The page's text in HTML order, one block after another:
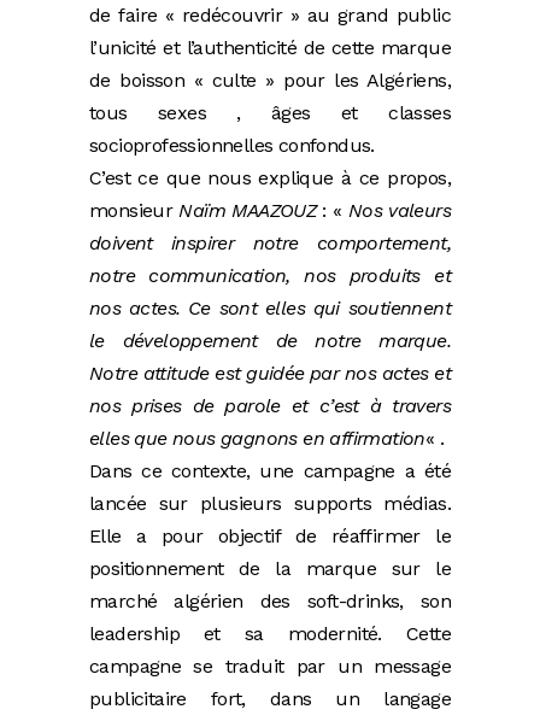
de faire « redécouvrir » au grand public
l’unicité et l’authenticité de cette marque
de boisson « culte » pour les Algériens,
tous sexes , âges et classes
socioprofessionnelles confondus.
C’est ce que nous explique à ce propos,
monsieur Naïm MAAZOUZ: « ‪ Nos valeurs
doivent inspirer notre comportement,
notre communication, nos produits et
nos actes. Ce sont elles qui soutiennent
le développement de notre marque.
Notre attitude est guidée par nos actes et
nos prises de parole et c’est à travers
elles que nous gagnons en affirmation« .
Dans ce contexte, une campagne a été
lancée sur plusieurs supports médias.
Elle a pour objectif de réaffirmer le
positionnement de la marque sur le
marché algérien des soft-drinks, son
leadership et sa modernité. Cette
campagne se traduit par un message
publicitaire fort, dans un langage